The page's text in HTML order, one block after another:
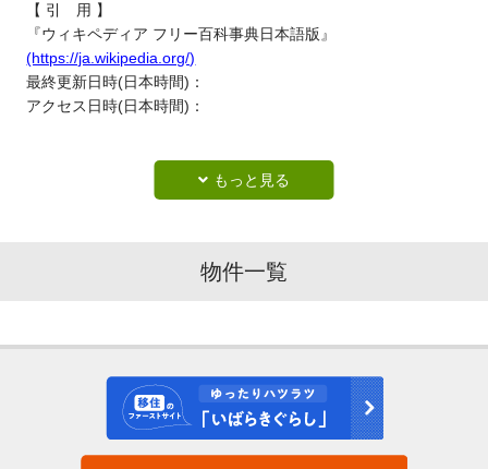
【 引 用 】
『ウィキペディア フリー百科事典日本語版』
(https://ja.wikipedia.org/)
最終更新日時(日本時間)：
アクセス日時(日本時間)：
物件一覧